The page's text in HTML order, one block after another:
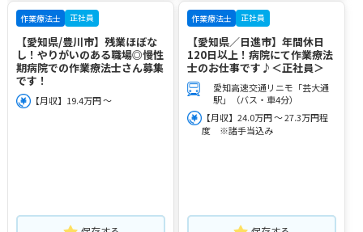
作業療法士 正社員
【愛知県/豊川市】残業ほぼな
し！やりがいのある職場◎慢性
期病院での作業療法士さん募集
です！
【月収】19.4万円 ～
作業療法士 正社員
【愛知県／日進市】年間休日
120日以上！病院にて作業療法
士のお仕事です♪＜正社員＞
愛知高速交通リニモ「芸大通
駅」（バス・車4分）
【月収】24.0万円 ～ 27.3万円程
度 ※諸手当込み